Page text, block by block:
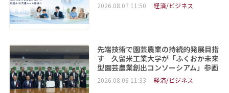
2026.08.07 11:50 経済/ビジネス
先端技術で園芸農業の持続的発展目指
す 久留米工業大学が「ふくおか未来
型園芸農業創出コンソーシアム」参画
2026.08.06 11:33 経済/ビジネス